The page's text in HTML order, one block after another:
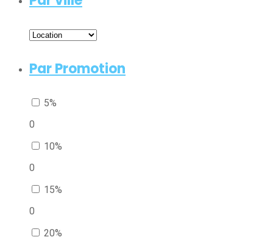
Par Promotion
5%
0
10%
0
15%
0
20%